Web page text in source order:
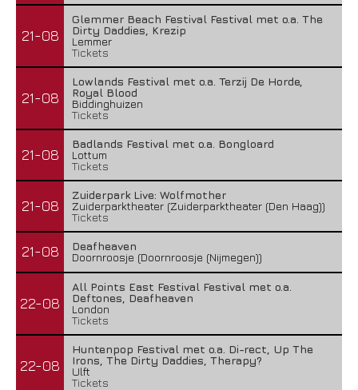
21-08
Glemmer Beach Festival Festival met o.a. The
Dirty Daddies, Krezip
Lemmer
Tickets
21-08
Lowlands Festival met o.a. Terzij De Horde,
Royal Blood
Biddinghuizen
Tickets
21-08
Badlands Festival met o.a. Bongloard
Lottum
Tickets
21-08
Zuiderpark Live: Wolfmother
Zuiderparktheater (Zuiderparktheater (Den Haag))
Tickets
21-08
Deafheaven
Doornroosje (Doornroosje (Nijmegen))
22-08
All Points East Festival Festival met o.a.
Deftones, Deafheaven
London
Tickets
22-08
Huntenpop Festival met o.a. Di-rect, Up The
Irons, The Dirty Daddies, Therapy?
Ulft
Tickets